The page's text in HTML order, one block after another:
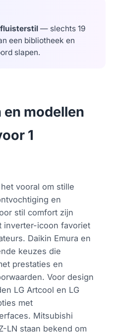
fluisterstil — slechts 19
een bibliotheek en
slapen.
en modellen
1
vooral om stille
en
stil comfort zijn
inverter-icoon favoriet
Daikin Emura en
keuzes die
prestaties en
Voor design
LG Artcool en LG
met
Mitsubishi
LN staan bekend om